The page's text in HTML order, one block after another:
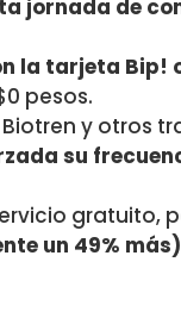
jornada de
la tarjeta Bip!
pesos.
Biotren y otros
su
gratuito,
un 49%